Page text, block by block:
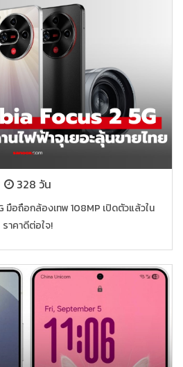
328 วัน
มือถือกล้องเทพ 108MP เปิดตัวแล้วใน
ราคาดีต่อใจ!